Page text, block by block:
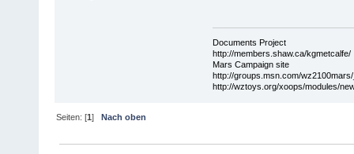
Documents Project
http://members.shaw.ca/kgmetcalfe/
Mars Campaign site
http://groups.msn.com/
http://wztoys.org/xoops/modules/
Seiten: [1]Nach oben